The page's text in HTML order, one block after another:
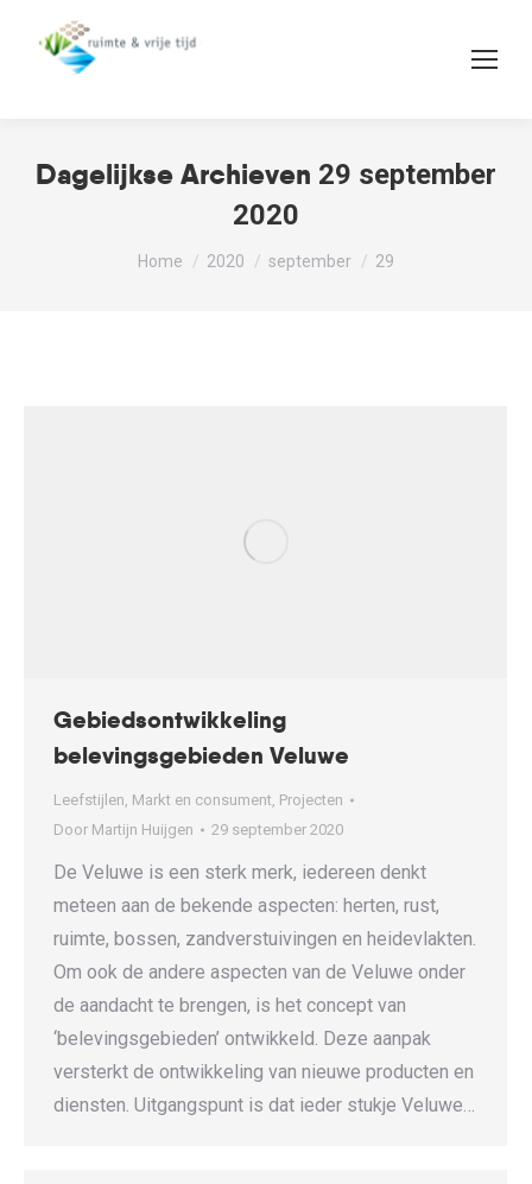
Dagelijkse Archieven 29 september
2020
Je bent hier:
Home 2020 september 29
Gebiedsontwikkeling
belevingsgebieden Veluwe
Leefstijlen, Markt en consument, Projecten
Door Martijn Huijgen 29 september 2020
De Veluwe is een sterk merk, iedereen denkt
meteen aan de bekende aspecten: herten, rust,
ruimte, bossen, zandverstuivingen en heidevlakten.
Om ook de andere aspecten van de Veluwe onder
de aandacht te brengen, is het concept van
‘belevingsgebieden’ ontwikkeld. Deze aanpak
versterkt de ontwikkeling van nieuwe producten en
diensten. Uitgangspunt is dat ieder stukje Veluwe…